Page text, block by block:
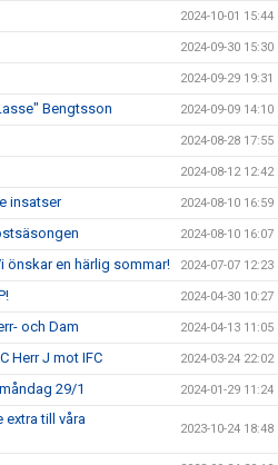
2024-10-01 15:44
2024-09-30 15:30
2024-09-29 19:31
Bengtsson 2024-09-09 14:10
2024-08-28 17:55
2024-08-12 12:42
insatser 2024-08-10 16:59
2024-08-10 16:07
önskar en härlig sommar! 2024-07-07 12:23
2024-04-30 10:27
och Dam 2024-04-13 11:05
Herr J mot IFC 2024-03-24 22:02
29/1 2024-01-29 11:24
extra till våra
2023-10-24 18:48